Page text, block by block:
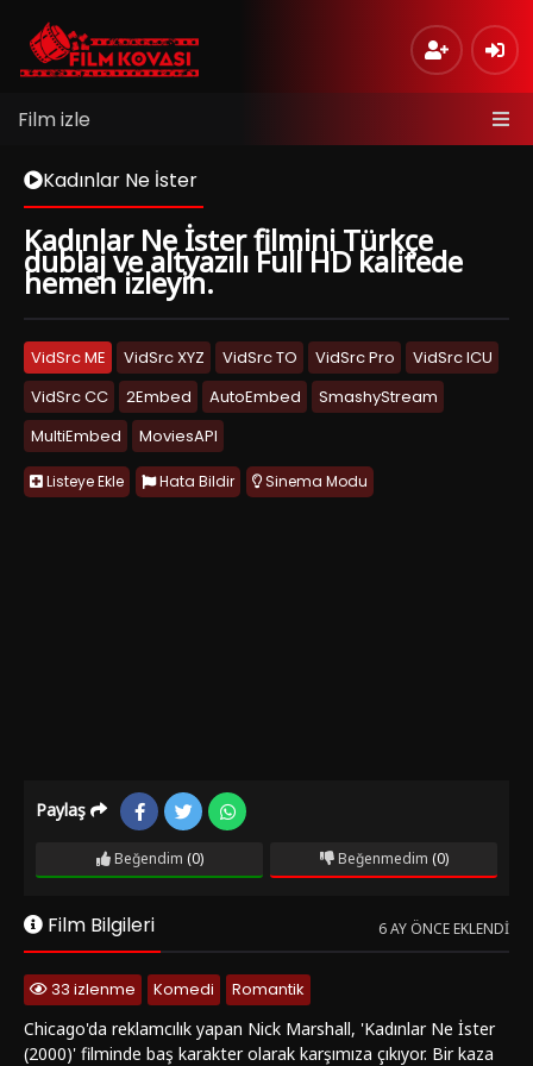
Film izle
Kadınlar Ne İster
Kadınlar Ne İster filmini Türkçe
dublaj ve altyazılı Full HD kalitede
hemen izleyin.
VidSrc ME VidSrc XYZ VidSrc TO VidSrc Pro
VidSrc ICU
VidSrc CC
2Embed AutoEmbed
SmashyStream
MultiEmbed
MoviesAPI
Listeye Ekle Hata Bildir Sinema Modu
Paylaş
Beğendim (0) Beğenmedim (0)
Film Bilgileri 6 AY ÖNCE EKLENDI
33 izlenme Komedi
Romantik
Chicago'da reklamcılık yapan Nick Marshall, 'Kadınlar Ne İster
(2000)' filminde baş karakter olarak karşımıza çıkıyor. Bir kaza